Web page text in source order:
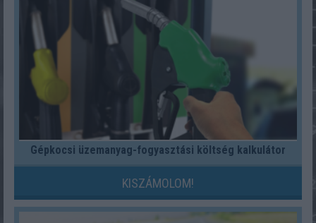
Gépkocsi üzemanyag-fogyasztási költség kalkulátor
KISZÁMOLOM!